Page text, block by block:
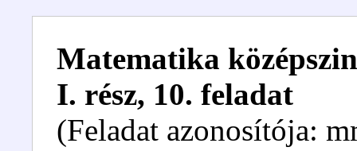
Matematika
I. rész, 10. feladat
(Feladat azonosítója: